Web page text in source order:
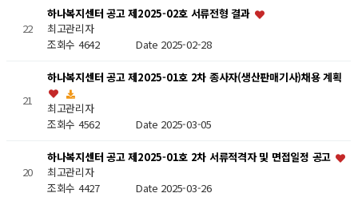
22
하나복지센터 공고 제2025-02호 서류전형 결과
최고관리자
조회수 4642 Date 2025-02-28
21
하나복지센터 공고 제2025-01호 2차 종사자(생산판매기사)채용 계획
최고관리자
조회수 4562 Date 2025-03-05
20
하나복지센터 공고 제2025-01호 2차 서류적격자 및 면접일정 공고
최고관리자
조회수 4427 Date 2025-03-26